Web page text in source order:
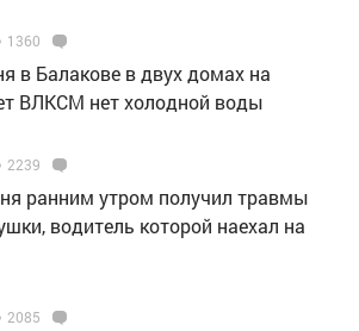
1360
в Балакове в двух домах на
ВЛКСМ нет холодной воды
2239
ранним утром получил травмы
водитель которой наехал на
2085